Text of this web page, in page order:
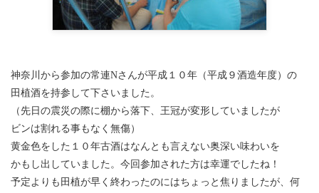
神奈川から参加の常連Nさんが平成１０年（平成９酒造年度）の
田植酒を持参して下さいました。
（先日の震災の際に棚から落下、王冠が変形していましたが
ビンは割れる事もなく無傷）
黄金色をした１０年古酒はなんとも言えない奥深い味わいを
かもし出していました。今回参加された方は幸運でしたね！
予定よりも田植が早く終わったのにはちょっと焦りましたが、何